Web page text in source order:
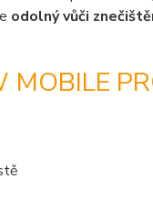
odolný vůči